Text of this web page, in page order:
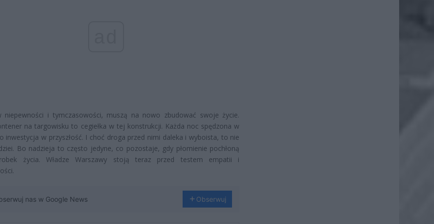
niepewności i tymczasowości, muszą na nowo zbudować swoje życie.
na targowisku to cegiełka w tej konstrukcji. Każda noc spędzona w
inwestycja w przyszłość. I choć droga przed nimi daleka i wyboista, to nie
Bo nadzieja to często jedyne, co pozostaje, gdy płomienie pochłoną
życia. Władze Warszawy stoją teraz przed testem empatii i
nas w Google News Obserwuj